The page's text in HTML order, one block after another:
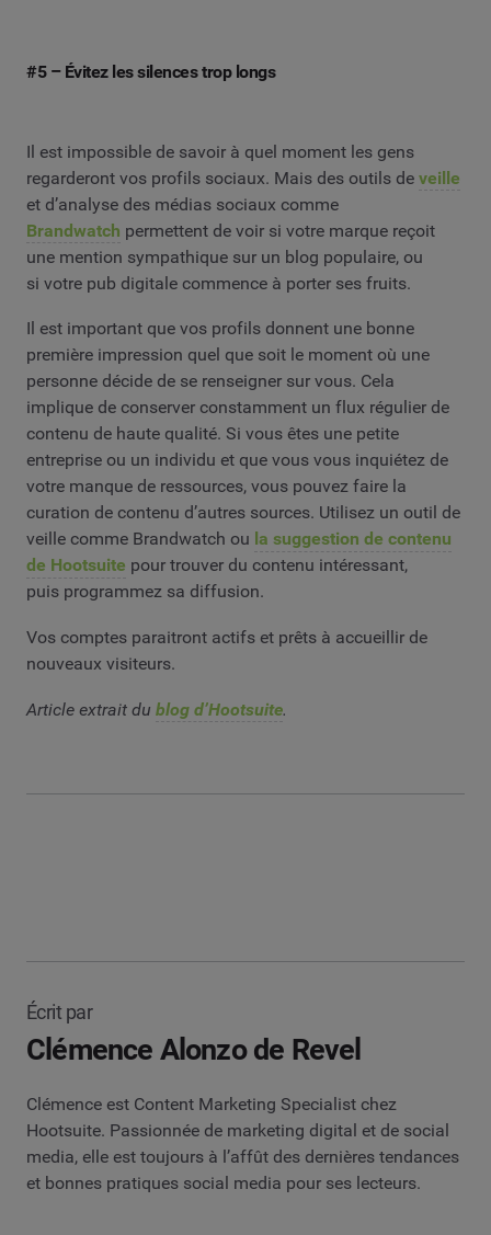
#5 – Évitez les silences trop longs
Il est impossible de savoir à quel moment les gens
regarderont vos profils sociaux. Mais des outils de veille
et d’analyse des médias sociaux comme
Brandwatch permettent de voir si votre marque reçoit
une mention sympathique sur un blog populaire, ou
si votre pub digitale commence à porter ses fruits.
Il est important que vos profils donnent une bonne
première impression quel que soit le moment où une
personne décide de se renseigner sur vous. Cela
implique de conserver constamment un flux régulier de
contenu de haute qualité. Si vous êtes une petite
entreprise ou un individu et que vous vous inquiétez de
votre manque de ressources, vous pouvez faire la
curation de contenu d’autres sources. Utilisez un outil de
veille comme Brandwatch ou la suggestion de contenu
de Hootsuite pour trouver du contenu intéressant,
puis programmez sa diffusion.
Vos comptes paraitront actifs et prêts à accueillir de
nouveaux visiteurs.
Article extrait du blog d’Hootsuite.
Écrit par
Clémence Alonzo de Revel
Clémence est Content Marketing Specialist chez
Hootsuite. Passionnée de marketing digital et de social
media, elle est toujours à l’affût des dernières tendances
et bonnes pratiques social media pour ses lecteurs.